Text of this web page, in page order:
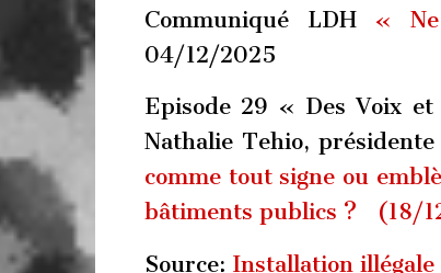
Communiqué LDH «
04/12/2025
Episode 29 « Des Voix
Nathalie Tehio,
comme tout signe ou
bâtiments publics ? (18/
Source: Installation illégale